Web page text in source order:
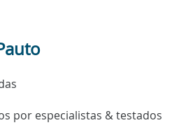
por especialistas & testados